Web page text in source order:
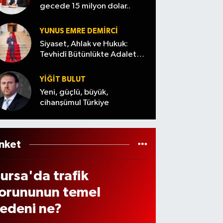
abey’
den
izlene
gecede 15 milyon dolar..
YUNUS EMRE DEMIRCI
Siyaset, Ahlak ve Hukuk:
Tevhidî Bütünlükte Adalet
YİĞİT BULUT
Yeni, güçlü, büyük,
cihanşümul Türkiye
trafik
temel
ne?